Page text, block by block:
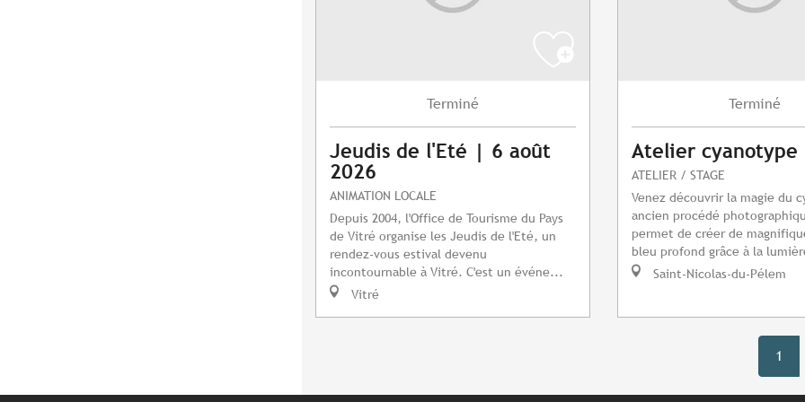
Terminé
Jeudis de l'Eté | 6 août
2026
ANIMATION LOCALE
Depuis 2004, l'Office de Tourisme du Pays
de Vitré organise les Jeudis de l'Eté, un
rendez-vous estival devenu
incontournable à Vitré. C'est un événe...
Vitré
Terminé
Atelier cyanotype
ATELIER / STAGE
Venez découvrir la magie du
ancien procédé
permet de créer de
bleu profond grâce à la
Saint-Nicolas-du-Pélem
1